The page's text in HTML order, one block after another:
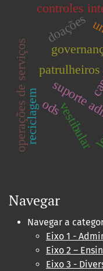
suporte
patrulheiros
vestibular
controles
doações
operações de serviços ods
reciclagem
Navegar
Navegar a
Eixo 1 -
Eixo 2 –
Eixo 3 -